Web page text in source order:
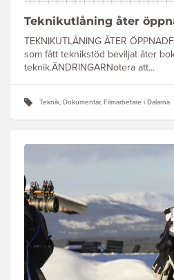
Teknikutlåning åter
TEKNIKUTLÅNING ÅTER
som fått teknikstöd beviljat åter
teknik.ÄNDRINGARNotera att...
Teknik, Dokumentär, Filmarbetare i Dalarna